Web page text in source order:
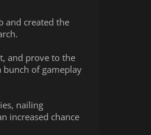
and created the
and prove to the
bunch of gameplay
nailing
increased chance